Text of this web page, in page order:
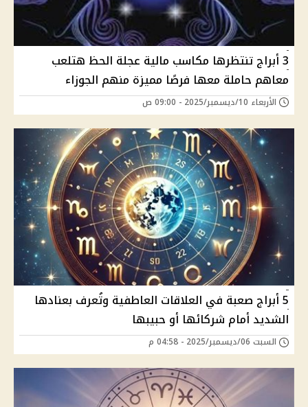
3 أبراج تنتظرها مكاسب مالية عجلة الحظ هتلعب
معاهم حاملة معها فرصًا مميزة منهم الجوزاء
الأربعاء 10/ديسمبر/2025 - 09:00 ص
5 أبراج صعبة في العلاقات العاطفية وتُعرف بعنادها
الشديد أمام شركائها أو حبيبها
السبت 06/ديسمبر/2025 - 04:58 م